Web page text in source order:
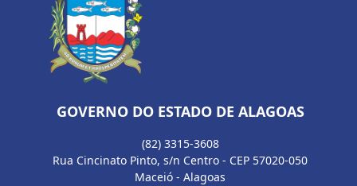
GOVERNO DO ESTADO DE ALAGOAS
(82) 3315-3608
Rua Cincinato Pinto, s/n Centro - CEP 57020-050
Maceió - Alagoas